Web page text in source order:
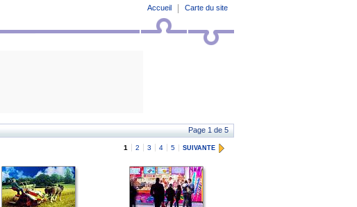
Carte du site
Accueil
Page 1 de 5
1 2 3 4 5 SUIVANTE